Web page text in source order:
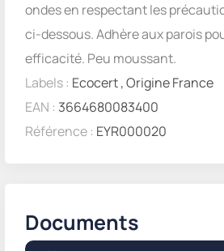
ondes en respectant les
ci-dessous. Adhère aux parois
efficacité. Peu moussant.
Labels : Ecocert,Origine France
EAN : 3664680083400
Référence : EYR000020
Documents